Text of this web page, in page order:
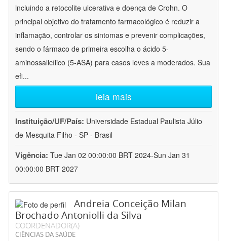
incluindo a retocolite ulcerativa e doença de Crohn. O
principal objetivo do tratamento farmacológico é reduzir a
inflamação, controlar os sintomas e prevenir complicações,
sendo o fármaco de primeira escolha o ácido 5-
aminossalicílico (5-ASA) para casos leves a moderados. Sua
efi...
leia mais
Instituição/UF/País: Universidade Estadual Paulista Júlio
de Mesquita Filho - SP - Brasil
Vigência: Tue Jan 02 00:00:00 BRT 2024-Sun Jan 31
00:00:00 BRT 2027
Andreia Conceição Milan
Brochado Antoniolli da Silva
COORDENADOR(A)
CIÊNCIAS DA SAÚDE